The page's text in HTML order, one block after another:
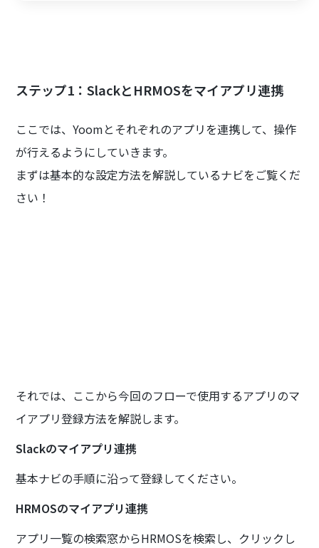
ステップ1：SlackとHRMOSをマイアプリ連携
ここでは、Yoomとそれぞれのアプリを連携して、操作
が行えるようにしていきます。
まずは基本的な設定方法を解説しているナビをご覧くだ
さい！
それでは、ここから今回のフローで使用するアプリのマ
イアプリ登録方法を解説します。
Slackのマイアプリ連携
基本ナビの手順に沿って登録してください。
HRMOSのマイアプリ連携
アプリ一覧の検索窓からHRMOSを検索し、クリックし